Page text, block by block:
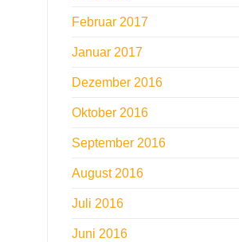
Februar 2017
Januar 2017
Dezember 2016
Oktober 2016
September 2016
August 2016
Juli 2016
Juni 2016